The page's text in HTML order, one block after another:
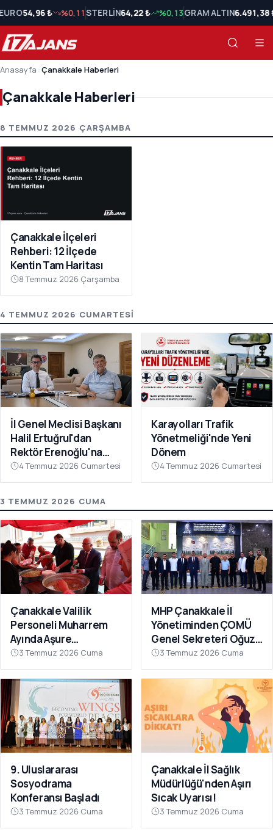
54,96 ₺ %0,11STERLİN64,22 ₺ %0,13GRAM ALTIN6.491,38
Anasayfa Çanakkale Haberleri
Çanakkale Haberleri
Çanakkale Haberleri Son Haberler
8 TEMMUZ 2026 ÇARŞAMBA
Çanakkale İlçeleri
Rehberi: 12 İlçede
Kentin Tam Haritası
8 Temmuz 2026 Çarşamba
4 TEMMUZ 2026 CUMARTESI
İl Genel Meclisi Başkanı
Halil Ertuğrul'dan
Rektör Erenoğlu'na
Ziyaret
4 Temmuz 2026 Cumartesi
Karayolları Trafik
Yönetmeliği'nde Yeni
Dönem
4 Temmuz 2026 Cumartesi
3 TEMMUZ 2026 CUMA
Çanakkale Valilik
Personeli Muharrem
Ayında Aşure
Sofrasında Buluştu
3 Temmuz 2026 Cuma
MHP Çanakkale İl
Yönetiminden ÇOMÜ
Genel Sekreteri Oğuz
Ünal'a Ziyaret
3 Temmuz 2026 Cuma
9. Uluslararası
Sosyodrama
Konferansı Başladı
3 Temmuz 2026 Cuma
Çanakkale İl Sağlık
Müdürlüğü'nden Aşırı
Sıcak Uyarısı!
3 Temmuz 2026 Cuma